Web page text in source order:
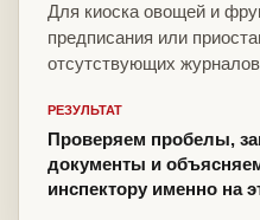
Для киоска овощей и
предписания или
отсутствующих
РЕЗУЛЬТАТ
Проверяем пробелы,
документы и
инспектору именно на